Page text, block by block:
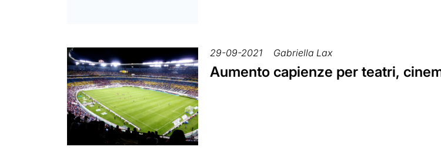
29-09-2021 Gabriella Lax
Aumento capienze per teatri,